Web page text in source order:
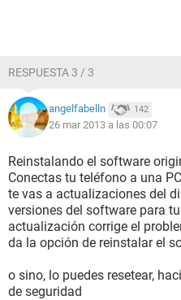
RESPUESTA 3 / 3
angelfabelln 142
26 mar 2013 a las 00:07
Reinstalando el software
Conectas tu teléfono a una
te vas a actualizaciones del
versiones del software para
actualización corrige el
da la opción de reinstalar el
o sino, lo puedes resetear,
de seguridad